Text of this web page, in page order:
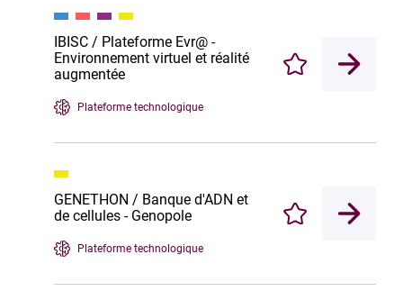
IBISC / Plateforme Evr@ -
Environnement virtuel et réalité
augmentée
Plateforme technologique
Enregistrer
GENETHON / Banque d'ADN et
de cellules - Genopole
Plateforme technologique
Enregistrer